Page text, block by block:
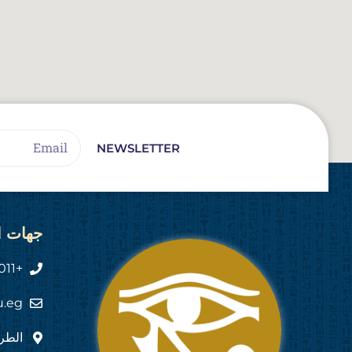
NEWSLETTER
جهات
+2011 444 555 82